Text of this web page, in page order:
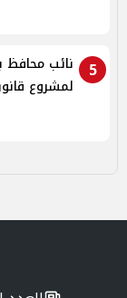
5
نائب
لمشروع